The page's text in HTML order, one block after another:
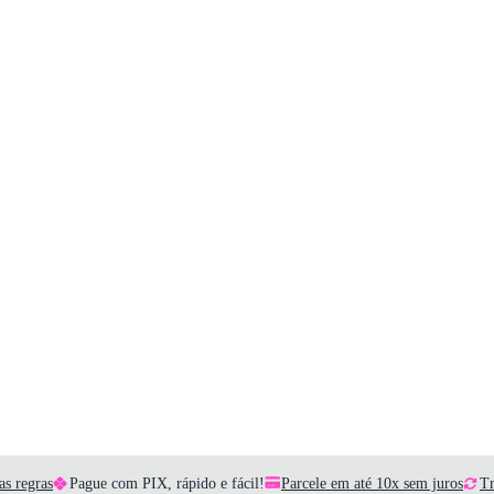
regras Pague com PIX, rápido e fácil! Parcele em até 10x sem juros